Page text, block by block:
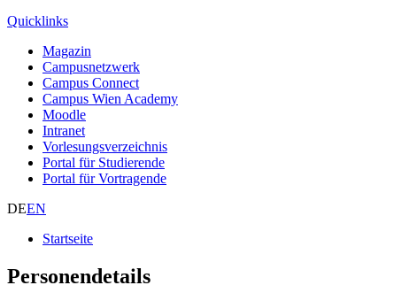
Quicklinks
Magazin
Campusnetzwerk
Campus Connect
Campus Wien Academy
Moodle
Intranet
Vorlesungsverzeichnis
Portal für Studierende
Portal für Vortragende
DEEN
Startseite
Personendetails